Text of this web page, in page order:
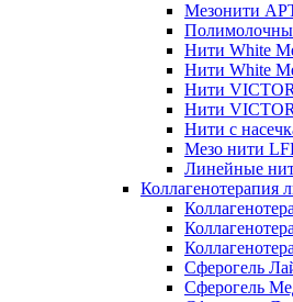
Мезонити
Нити White
Нити White
Нити
Нити
Нити с
Мезо нити
Линейные
Коллагенотерапия
Сферогель
Сферогель